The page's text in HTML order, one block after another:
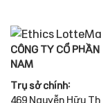
CÔNG TY CỔ
NAM
Trụ sở chính:
469 Nguyễn Hữu